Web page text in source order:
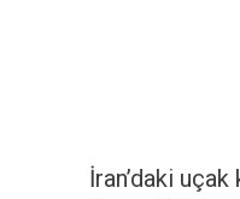
İran’daki uçak